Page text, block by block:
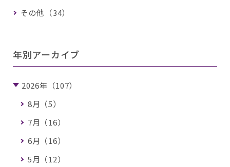
その他（34）
年別アーカイブ
2026年（107）
8月（5）
7月（16）
6月（16）
5月（12）